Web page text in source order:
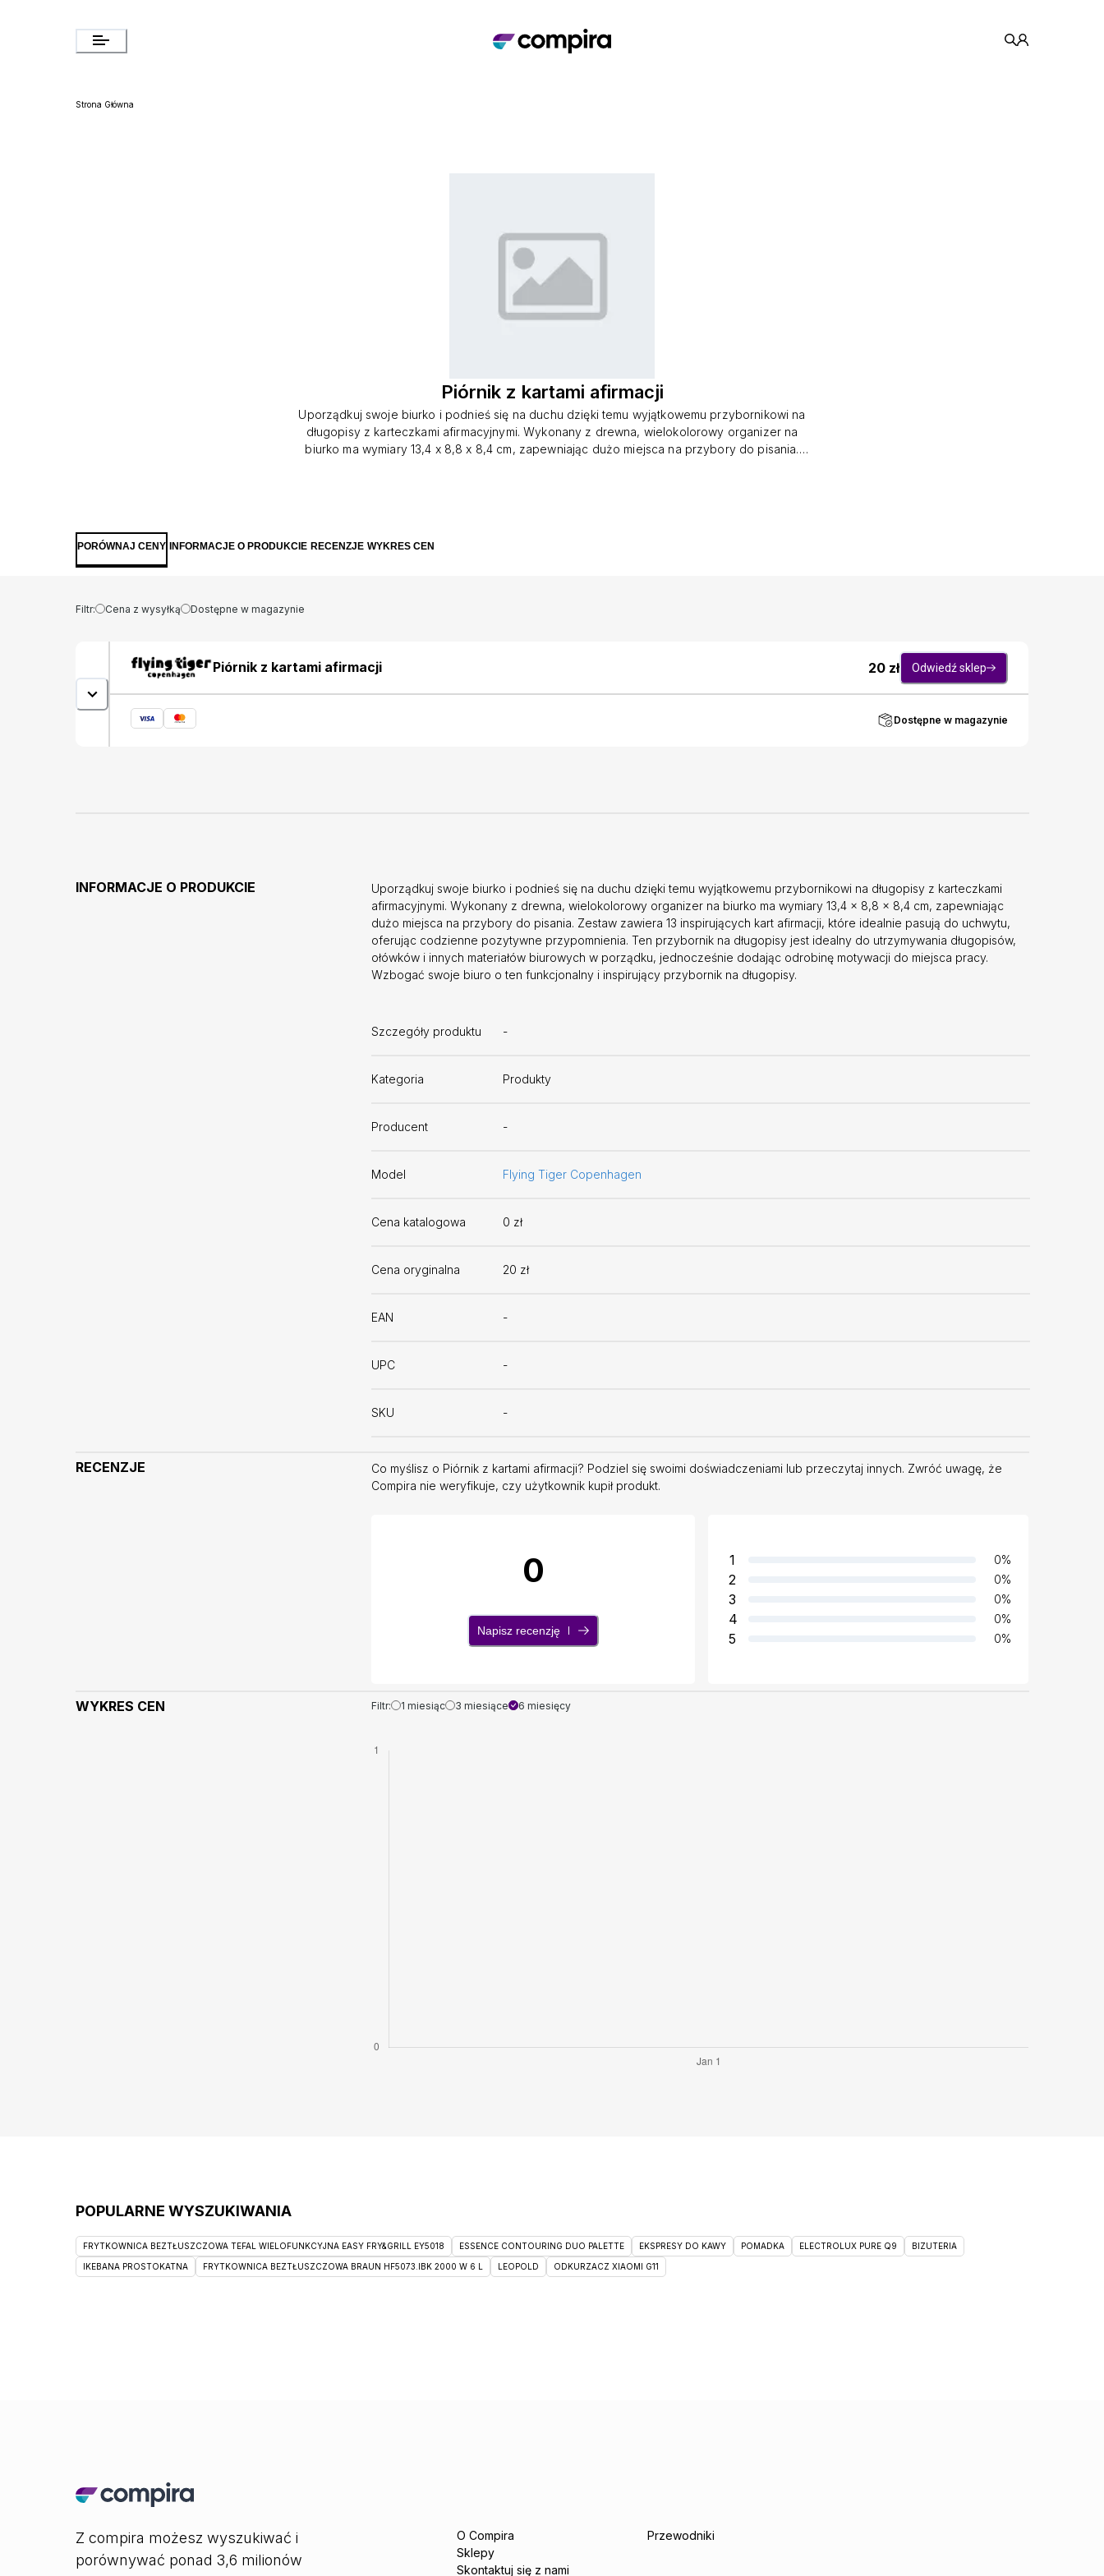
Strona Główna
Piórnik z kartami afirmacji
Uporządkuj swoje biurko i podnieś się na duchu dzięki temu wyjątkowemu przybornikowi na
długopisy z karteczkami afirmacyjnymi. Wykonany z drewna, wielokolorowy organizer na
biurko ma wymiary 13,4 x 8,8 x 8,4 cm, zapewniając dużo miejsca na przybory do pisania.
PORÓWNAJ CENY INFORMACJE O PRODUKCIE RECENZJE WYKRES CEN
Filtr: Cena z wysyłką Dostępne w magazynie
Piórnik z kartami afirmacji 20 zł Odwiedź sklep
Dostępne w magazynie
INFORMACJE O PRODUKCIE
Uporządkuj swoje biurko i podnieś się na duchu dzięki temu wyjątkowemu przybornikowi na długopisy z karteczkami
afirmacyjnymi. Wykonany z drewna, wielokolorowy organizer na biurko ma wymiary 13,4 x 8,8 x 8,4 cm, zapewniając
dużo miejsca na przybory do pisania. Zestaw zawiera 13 inspirujących kart afirmacji, które idealnie pasują do uchwytu,
oferując codzienne pozytywne przypomnienia. Ten przybornik na długopisy jest idealny do utrzymywania długopisów,
ołówków i innych materiałów biurowych w porządku, jednocześnie dodając odrobinę motywacji do miejsca pracy.
Wzbogać swoje biuro o ten funkcjonalny i inspirujący przybornik na długopisy.
Szczegóły produktu -
Kategoria Produkty
Producent -
Model Flying Tiger Copenhagen
Cena katalogowa 0 zł
Cena oryginalna 20 zł
EAN -
UPC -
SKU -
RECENZJE
Co myślisz o Piórnik z kartami afirmacji? Podziel się swoimi doświadczeniami lub przeczytaj innych. Zwróć uwagę, że
Compira nie weryfikuje, czy użytkownik kupił produkt.
0
Napisz recenzję
1 0%
2 0%
3 0%
4 0%
5 0%
WYKRES CEN Filtr: 1 miesiąc 3 miesiące 6 miesięcy
POPULARNE WYSZUKIWANIA
FRYTKOWNICA BEZTŁUSZCZOWA TEFAL WIELOFUNKCYJNA EASY FRY&GRILL EY5018 ESSENCE CONTOURING DUO PALETTE EKSPRESY DO KAWY POMADKA ELECTROLUX PURE Q9 BIZUTERIA
IKEBANA PROSTOKATNA FRYTKOWNICA BEZTŁUSZCZOWA BRAUN HF5073.IBK 2000 W 6 L LEOPOLD ODKURZACZ XIAOMI G11
Z compira możesz wyszukiwać i
porównywać ponad 3,6 milionów
O Compira
Sklepy
Skontaktuj się z nami
Przewodniki